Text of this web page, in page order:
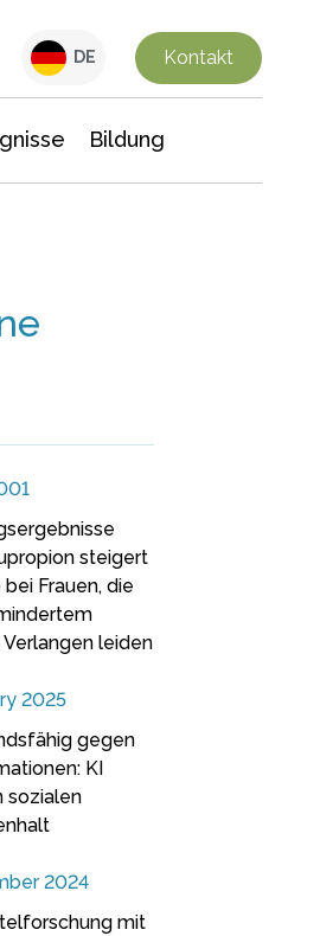
DE Kontakt
Bildung
steigert
Frauen, die
leiden
2025
gegen
KI
sozialen
2024
mit